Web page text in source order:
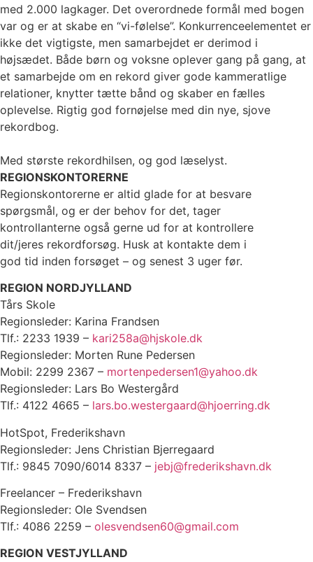
med 2.000 lagkager. Det overordnede formål med bogen
var og er at skabe en “vi-følelse”. Konkurrenceelementet er
ikke det vigtigste, men samarbejdet er derimod i
højsædet. Både børn og voksne oplever gang på gang, at
et samarbejde om en rekord giver gode kammeratlige
relationer, knytter tætte bånd og skaber en fælles
oplevelse. Rigtig god fornøjelse med din nye, sjove
rekordbog.
Med største rekordhilsen, og god læselyst.
REGIONSKONTORERNE
Regionskontorerne er altid glade for at besvare
spørgsmål, og er der behov for det, tager
kontrollanterne også gerne ud for at kontrollere
dit/jeres rekordforsøg. Husk at kontakte dem i
god tid inden forsøget – og senest 3 uger før.
REGION NORDJYLLAND
Tårs Skole
Regionsleder: Karina Frandsen
Tlf.: 2233 1939 – kari258a@hjskole.dk
Regionsleder: Morten Rune Pedersen
Mobil: 2299 2367 – mortenpedersen1@yahoo.dk
Regionsleder: Lars Bo Westergård
Tlf.: 4122 4665 – lars.bo.westergaard@hjoerring.dk
HotSpot, Frederikshavn
Regionsleder: Jens Christian Bjerregaard
Tlf.: 9845 7090/6014 8337 – jebj@frederikshavn.dk
Freelancer – Frederikshavn
Regionsleder: Ole Svendsen
Tlf.: 4086 2259 – olesvendsen60@gmail.com
REGION VESTJYLLAND